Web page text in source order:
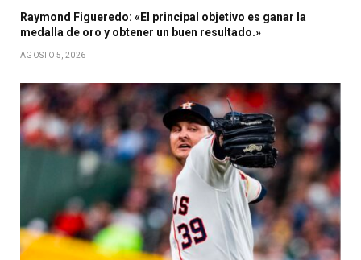
Raymond Figueredo: «El principal objetivo es ganar la
medalla de oro y obtener un buen resultado.»
AGOSTO 5, 2026